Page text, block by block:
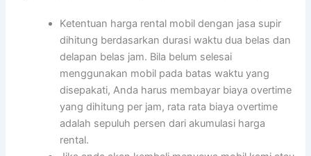
Ketentuan harga rental mobil dengan jasa supir
dihitung berdasarkan durasi waktu dua belas dan
delapan belas jam. Bila belum selesai
menggunakan mobil pada batas waktu yang
disepakati, Anda harus membayar biaya overtime
yang dihitung per jam, rata rata biaya overtime
adalah sepuluh persen dari akumulasi harga
rental.